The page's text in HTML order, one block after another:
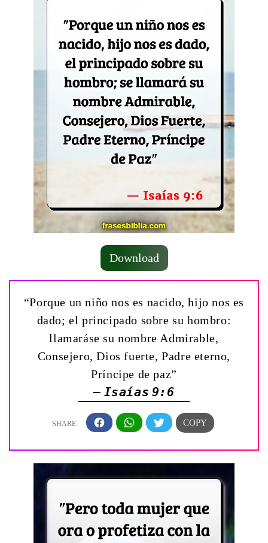
Download
“Porque un niño nos es nacido, hijo nos es
dado; el principado sobre su hombro:
llamaráse su nombre Admirable,
Consejero, Dios fuerte, Padre eterno,
Príncipe de paz”
— Isaías 9:6